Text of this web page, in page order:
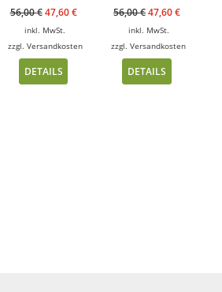
56,00€ 47,60€
inkl. MwSt.
zzgl. Versandkosten
DETAILS
56,00€47,60€
inkl. MwSt.
zzgl.Versandkosten
DETAILS